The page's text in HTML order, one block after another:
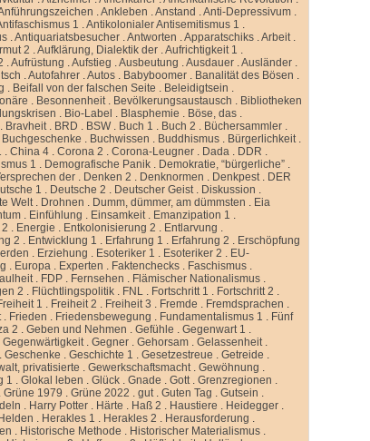
.Ankleben .Anstand .Anti-Depressivum .
1 .Antikolonialer Antisemitismus 1 .
.Antiquariatsbesucher .Antworten .Apparatschiks .Arbeit.
2 .Aufklärung, Dialektik der .Aufrichtigkeit 1 .
.Aufrüstung .Aufstieg .Ausbeutung .Ausdauer .Ausländer .
.Autofahrer .Autos . Babyboomer . Banalität des Bösen .
. Beifall von der falschen Seite . Beleidigtsein .
. Besonnenheit. Bevölkerungsaustausch . Bibliotheken
. Bio-Label . Blasphemie . Böse, das .
. Bravheit. BRD . BSW. Buch 1 . Buch 2 . Büchersammler .
Buchgeschenke . Buchwissen . Buddhismus . Bürgerlichkeit.
.China 4 .Corona 2 .Corona-Leugner . Dada . DDR .
1 . Demografische Panik . Demokratie, “bürgerliche” .
der . Denken 2 . Denknormen . Denkpest. DER
1 . Deutsche 2 . Deutscher Geist. Diskussion .
Welt. Drohnen . Dumm, dümmer, am dümmsten . Eia
. Einfühlung . Einsamkeit. Emanzipation 1 .
. Energie . Entkolonisierung 2 . Entlarvung .
2 . Entwicklung 1 . Erfahrung 1 . Erfahrung 2 . Erschöpfung
. Erziehung . Esoteriker 1 . Esoteriker 2 . EU-
. Europa . Experten . Faktenchecks . Faschismus .
. FDP . Fernsehen . Flämischer Nationalismus .
2 . Flüchtlingspolitik . FNL . Fortschritt 1 . Fortschritt 2 .
1 . Freiheit 2 . Freiheit 3 . Fremde . Fremdsprachen .
. Frieden . Friedensbewegung . Fundamentalismus 1 . Fünf
2 .Geben und Nehmen .Gefühle .Gegenwart 1 .
Gegenwärtigkeit.Gegner .Gehorsam .Gelassenheit.
Geschenke .Geschichte 1 .Gesetzestreue .Getreide .
privatisierte .Gewerkschaftsmacht.Gewöhnung .
1 .Glokal leben .Glück .Gnade .Gott.Grenzregionen .
.Grüne 1979 .Grüne 2022 .gut.Guten Tag .Gutsein .
. Harry Potter . Härte . Haß 2 . Haustiere . Heidegger .
Helden . Herakles 1 . Herakles 2 . Herausforderung .
. Historische Methode . Historischer Materialismus .